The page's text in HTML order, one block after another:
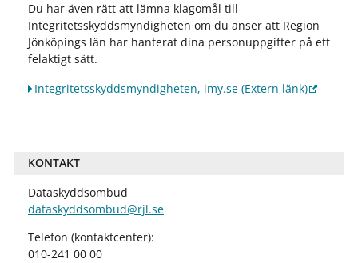
Du har även rätt att lämna klagomål till
Integritetsskyddsmyndigheten om du anser att Region
Jönköpings län har hanterat dina personuppgifter på ett
felaktigt sätt.
Integritetsskyddsmyndigheten, imy.se(Extern länk)
KONTAKT
Dataskyddsombud
dataskyddsombud@rjl.se
Telefon (kontaktcenter):
010-241 00 00